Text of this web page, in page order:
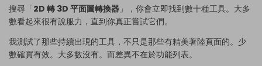
搜尋「2D 轉 3D 平面圖轉換器」，你會立即找到數十種工具。大多
數看起來很有說服力，直到你真正嘗試它們。
我測試了那些持續出現的工具，不只是那些有精美著陸頁面的。少
數確實有效。大多數沒有。而差異不在於功能列表。